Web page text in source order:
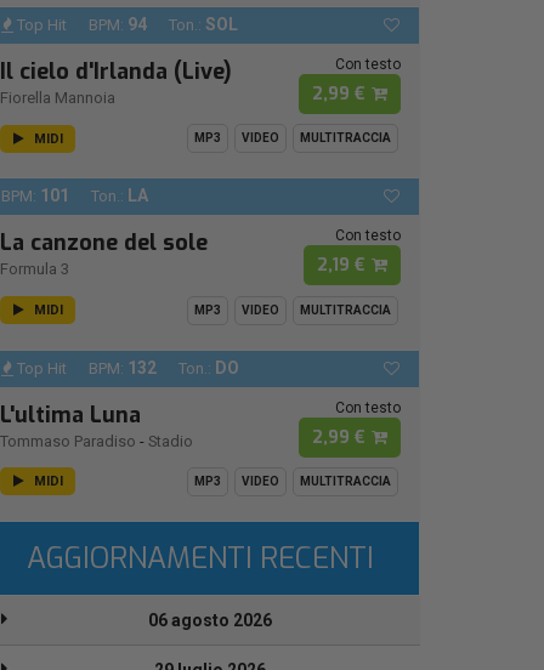
Top Hit BPM: 94 Ton.: SOL
Il cielo d'Irlanda (Live)
Fiorella Mannoia
Con testo
2,99 €
MIDI MP3 VIDEO MULTITRACCIA
BPM: 101 Ton.: LA
La canzone del sole
Formula 3
Con testo
2,19 €
MIDI MP3 VIDEO MULTITRACCIA
Top Hit BPM: 132 Ton.: DO
L'ultima Luna
Tommaso Paradiso - Stadio
Con testo
2,99 €
MIDI MP3 VIDEO MULTITRACCIA
AGGIORNAMENTI RECENTI
06 agosto 2026